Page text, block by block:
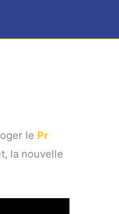
le Pr
la nouvelle